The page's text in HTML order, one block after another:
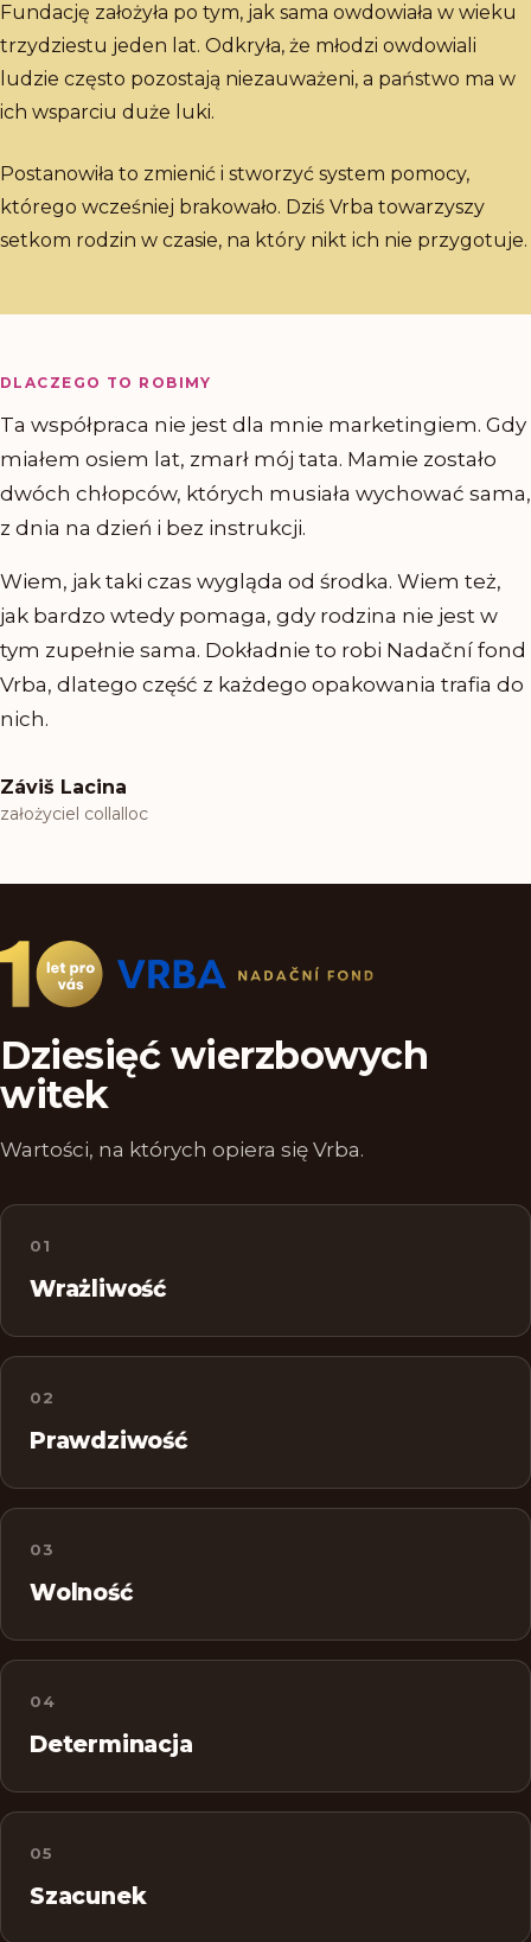
Fundację założyła po tym, jak sama owdowiała w wieku
trzydziestu jeden lat. Odkryła, że młodzi owdowiali
ludzie często pozostają niezauważeni, a państwo ma w
ich wsparciu duże luki.
Postanowiła to zmienić i stworzyć system pomocy,
którego wcześniej brakowało. Dziś Vrba towarzyszy
setkom rodzin w czasie, na który nikt ich nie przygotuje.
DLACZEGO TO ROBIMY
Ta współpraca nie jest dla mnie marketingiem. Gdy
miałem osiem lat, zmarł mój tata. Mamie zostało
dwóch chłopców, których musiała wychować sama,
z dnia na dzień i bez instrukcji.
Wiem, jak taki czas wygląda od środka. Wiem też,
jak bardzo wtedy pomaga, gdy rodzina nie jest w
tym zupełnie sama. Dokładnie to robi Nadační fond
Vrba, dlatego część z każdego opakowania trafia do
nich.
Záviš Lacina
założyciel collalloc
Dziesięć wierzbowych
witek
Wartości, na których opiera się Vrba.
01
Wrażliwość
02
Prawdziwość
03
Wolność
04
Determinacja
05
Szacunek